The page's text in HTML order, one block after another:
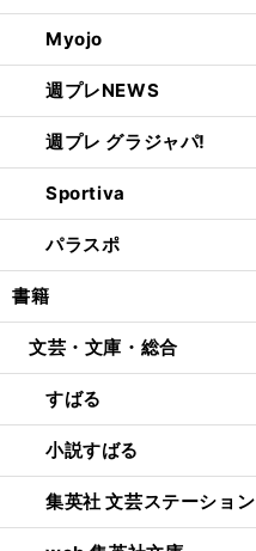
Myojo
週プレNEWS
週プレ グラジャパ!
Sportiva
パラスポ
書籍
文芸・文庫・総合
すばる
小説すばる
集英社 文芸ステーション